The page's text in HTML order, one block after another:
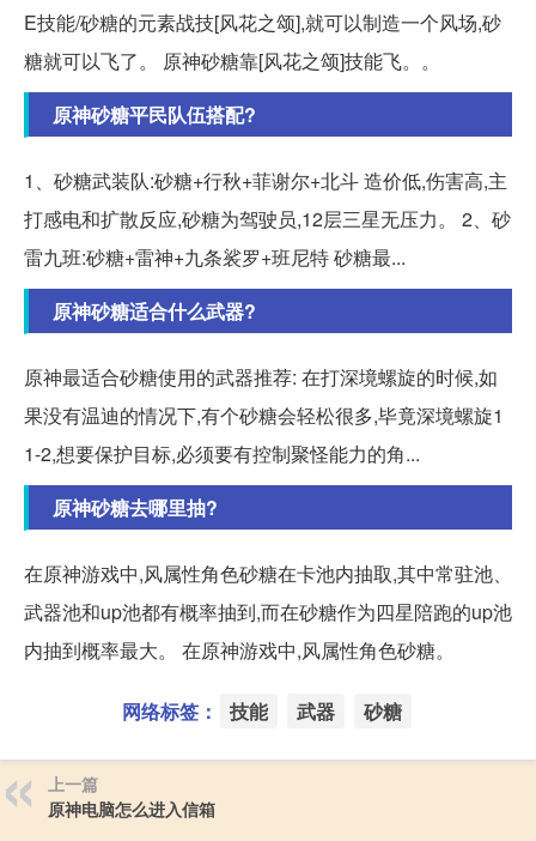
E技能/砂糖的元素战技[风花之颂],就可以制造一个风场,砂
糖就可以飞了。 原神砂糖靠[风花之颂]技能飞。。
原神砂糖平民队伍搭配?
1、砂糖武装队:砂糖+行秋+菲谢尔+北斗 造价低,伤害高,主
打感电和扩散反应,砂糖为驾驶员,12层三星无压力。 2、砂
雷九班:砂糖+雷神+九条裟罗+班尼特 砂糖最...
原神砂糖适合什么武器?
原神最适合砂糖使用的武器推荐: 在打深境螺旋的时候,如
果没有温迪的情况下,有个砂糖会轻松很多,毕竟深境螺旋1
1-2,想要保护目标,必须要有控制聚怪能力的角...
原神砂糖去哪里抽?
在原神游戏中,风属性角色砂糖在卡池内抽取,其中常驻池、
武器池和up池都有概率抽到,而在砂糖作为四星陪跑的up池
内抽到概率最大。 在原神游戏中,风属性角色砂糖。
网络标签： 技能 武器 砂糖
上一篇
原神电脑怎么进入信箱